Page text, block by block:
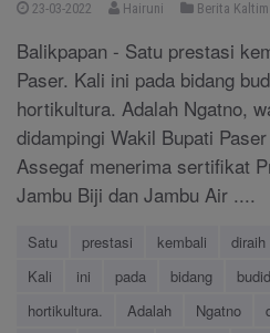
23-03-2022 Hairuni Berita Kaltim
Balikpapan - Satu prestasi
Paser. Kali ini pada bidang
hortikultura. Adalah Ngatno,
didampingi Wakil Bupati
Assegaf menerima sertifikat
Jambu Biji dan Jambu Air ....
Satu prestasi kembali diraih
Kali
ini pada bidang
hortikultura.
Adalah Ngatno